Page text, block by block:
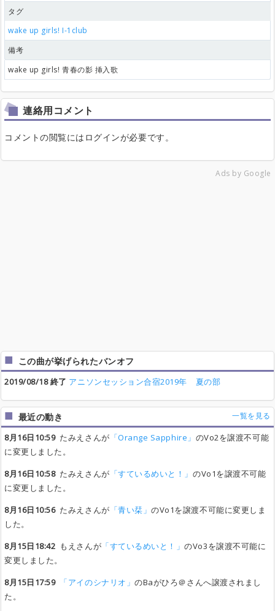
タグ
wake up girls! I-1club
備考
wake up girls! 青春の影 挿入歌
連絡用コメント
コメントの閲覧にはログインが必要です。
Ads by Google
この曲が挙げられたバンオフ
2019/08/18 終了 アニソンセッション合宿2019年 夏の部
最近の動き 一覧を見る
8月16日10:59たみえさんが 「Orange Sapphire」 のVo2を譲渡不可能
に変更しました。
8月16日10:58たみえさんが 「すているめいと！」 のVo1を譲渡不可能
に変更しました。
8月16日10:56たみえさんが 「青い栞」のVo1を譲渡不可能に変更しま
した。
8月15日18:42 もえさんが 「すているめいと！」のVo3を譲渡不可能に
変更しました。
8月15日17:59
「アイのシナリオ」のBaがひろ＠さんへ譲渡されまし
た。